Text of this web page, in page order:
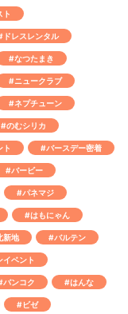
ト
ドレスレンタル
#なつたまき
#ニュークラブ
#ネプチューン
#のむシリカ
ト #バースデー密着
#バービー
#パネマジ
#はもにゃん
新地 #バルテン
ベント
バンコク #はんな
#ビゼ